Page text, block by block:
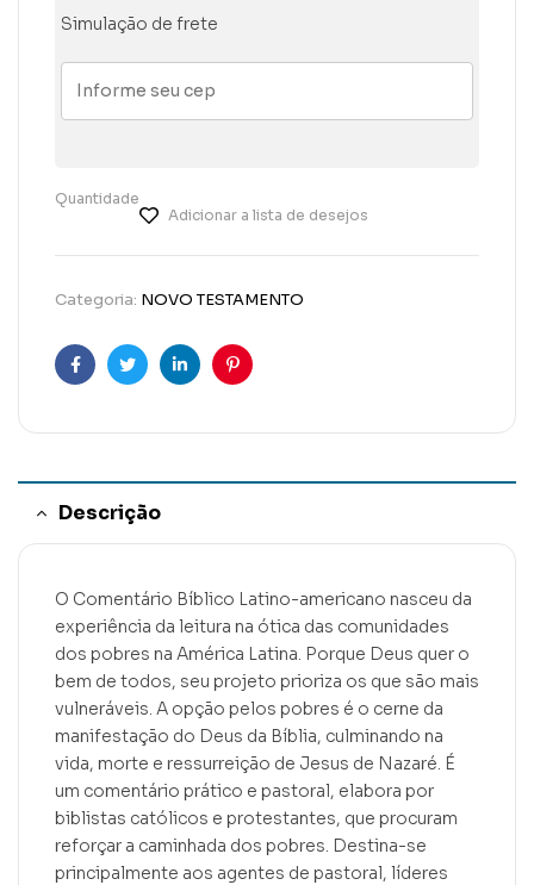
Simulação de frete
Quantidade
Adicionar a lista de desejos
Categoria: NOVO TESTAMENTO
FacebookTwitterLinkedinPinterest
Descrição
O Comentário Bíblico Latino-americano nasceu da
experiência da leitura na ótica das comunidades
dos pobres na América Latina. Porque Deus quer o
bem de todos, seu projeto prioriza os que são mais
vulneráveis. A opção pelos pobres é o cerne da
manifestação do Deus da Bíblia, culminando na
vida, morte e ressurreição de Jesus de Nazaré. É
um comentário prático e pastoral, elabora por
biblistas católicos e protestantes, que procuram
reforçar a caminhada dos pobres. Destina-se
principalmente aos agentes de pastoral, líderes